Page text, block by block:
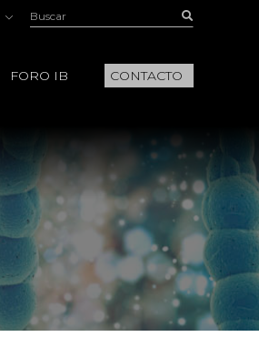
Buscar:
FORO IB CONTACTO